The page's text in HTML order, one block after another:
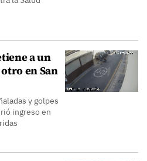
a un
en San
y golpes
ingreso en